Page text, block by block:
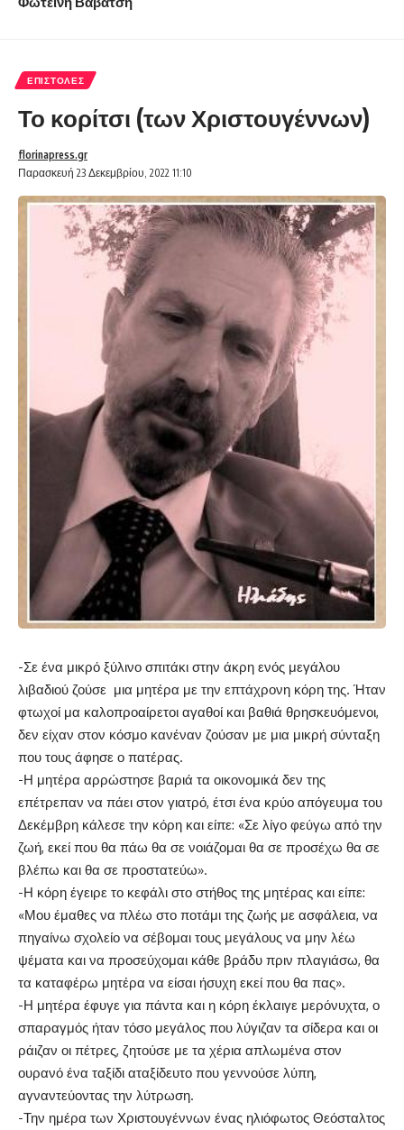
ΕΠΙΣΤΟΛΈΣ
Το κορίτσι (των Χριστουγέννων)
Παρασκευή 23 Δεκεμβρίου, 2022 11:10
florinapress.gr
-Σε ένα μικρό ξύλινο σπιτάκι στην άκρη ενός μεγάλου
λιβαδιού ζούσε μια μητέρα με την επτάχρονη κόρη της. Ήταν
φτωχοί μα καλοπροαίρετοι αγαθοί και βαθιά θρησκευόμενοι,
δεν είχαν στον κόσμο κανέναν ζούσαν με μια μικρή σύνταξη
που τους άφησε ο πατέρας.
-Η μητέρα αρρώστησε βαριά τα οικονομικά δεν της
επέτρεπαν να πάει στον γιατρό, έτσι ένα κρύο απόγευμα του
Δεκέμβρη κάλεσε την κόρη και είπε: «Σε λίγο φεύγω από την
ζωή, εκεί που θα πάω θα σε νοιάζομαι θα σε προσέχω θα σε
βλέπω και θα σε προστατεύω».
-Η κόρη έγειρε το κεφάλι στο στήθος της μητέρας και είπε:
«Μου έμαθες να πλέω στο ποτάμι της ζωής με ασφάλεια, να
πηγαίνω σχολείο να σέβομαι τους μεγάλους να μην λέω
ψέματα και να προσεύχομαι κάθε βράδυ πριν πλαγιάσω, θα
τα καταφέρω μητέρα να είσαι ήσυχη εκεί που θα πας».
-Η μητέρα έφυγε για πάντα και η κόρη έκλαιγε μερόνυχτα, ο
σπαραγμός ήταν τόσο μεγάλος που λύγιζαν τα σίδερα και οι
ράιζαν οι πέτρες, ζητούσε με τα χέρια απλωμένα στον
ουρανό ένα ταξίδι αταξίδευτο που γεννούσε λύπη,
αγναντεύοντας την λύτρωση.
-Την ημέρα των Χριστουγέννων ένας ηλιόφωτος Θεόσταλτος